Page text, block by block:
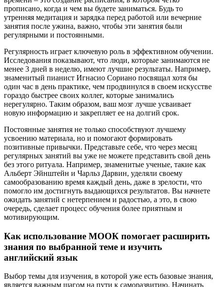
прописано, когда и чем вы будете заниматься. Будь то
утренняя медитация и зарядка перед работой или вечерние
занятия после ужина, важно, чтобы эти занятия были
регулярными и постоянными.
Регулярность играет ключевую роль в эффективном обучении.
Исследования показывают, что люди, которые занимаются не
менее 3 дней в неделю, имеют лучшие результаты. Например,
знаменитый пианист Игнасио Сориано посвящал хотя бы
один час в день практике, чем продвинулся в своем искусстве
гораздо быстрее своих коллег, которые занимались
нерегулярно. Таким образом, ваш мозг лучше усваивает
новую информацию и закрепляет ее на долгий срок.
Постоянные занятия не только способствуют лучшему
усвоению материала, но и помогают формировать
позитивные привычки. Представьте себе, что через месяц
регулярных занятий вы уже не можете представить свой день
без этого ритуала. Например, знаменитые ученые, такие как
Альберт Эйнштейн и Чарльз Дарвин, уделяли своему
самообразованию время каждый день, даже в зрелости, что
помогло им достигнуть выдающихся результатов. Вы начнете
ожидать занятий с нетерпением и радостью, а это, в свою
очередь, сделает процесс обучения более приятным и
мотивирующим.
Как использование МООК помогает расширить
знания по выбранной теме и изучить
английский язык
Выбор темы для изучения, в которой уже есть базовые знания,
является важным шагом на пути к саморазвитию. Начинать